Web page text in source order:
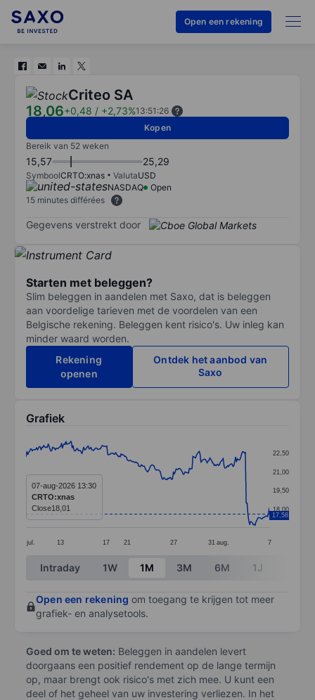
Open een rekening
Criteo SA
18,06+0,48 / +2,73%13:51:26
Kopen
Bereik van 52 weken
15,57 25,29
SymboolCRTO:xnas ValutaUSD
NASDAQ
Open
15 minutes différées
Gegevens verstrekt door
Starten met beleggen?
Slim beleggen in aandelen met Saxo, dat is beleggen
aan voordelige tarieven met de voordelen van een
Belgische rekening. Beleggen kent risico's. Uw inleg kan
minder waard worden.
Rekening
openen
Ontdek het aanbod van
Saxo
Grafiek
Line chart with 275 data points.
The chart has 1 X axis displaying categories.
The chart has 1 Y axis displaying values. Data
jul. 13 17 21 27 31 aug. 7
18,00
19,50
21,00
22,50
17,58
07-aug-2026 13:30
CRTO:xnas
Close18,01
End of interactive chart.
Intraday 1W 1M 3M 6M 1J
Open een rekening om toegang te krijgen tot meer
grafiek- en analysetools.
Goed om te weten: Beleggen in aandelen levert
doorgaans een positief rendement op de lange termijn
op, maar brengt ook risico's met zich mee. U kunt een
deel of het geheel van uw investering verliezen. In het